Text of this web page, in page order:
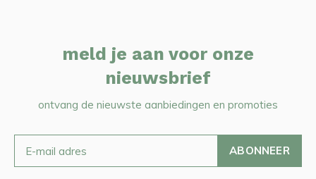
meld je aan voor onze
nieuwsbrief
ontvang de nieuwste aanbiedingen en promoties
ABONNEER